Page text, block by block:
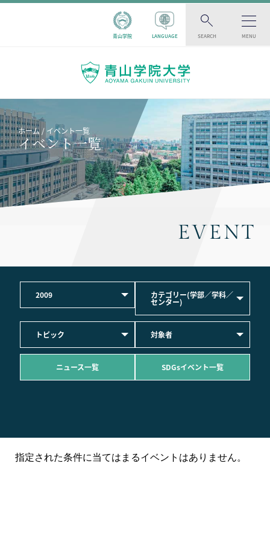
青山学院 LANGUAGE SEARCH MENU
ホーム イベント一覧
イベント一覧
EVENT
2009 カテゴリー(学部／学科／
センター)
トピック 対象者
ニュース一覧 SDGsイベント一覧
指定された条件に当てはまるイベントはありません。